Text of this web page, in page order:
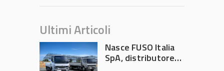
Ultimi Articoli
Nasce FUSO Italia
SpA, distributore